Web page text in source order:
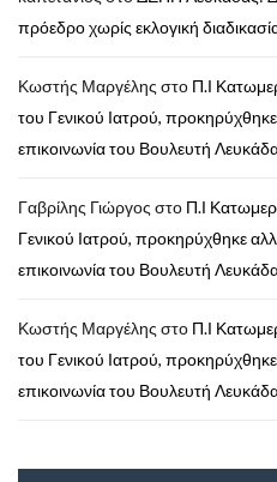
πρόεδρο χωρίς εκλογική
Κωστής Μαργέλης στο Π.Ι
του Γενικού Ιατρού,
επικοινωνία του Βουλευτή
Γαβρίλης Γιώργος στο Π.Ι
Γενικού Ιατρού, προκηρύχθηκε
επικοινωνία του Βουλευτή
Κωστής Μαργέλης στο Π.Ι
του Γενικού Ιατρού,
επικοινωνία του Βουλευτή